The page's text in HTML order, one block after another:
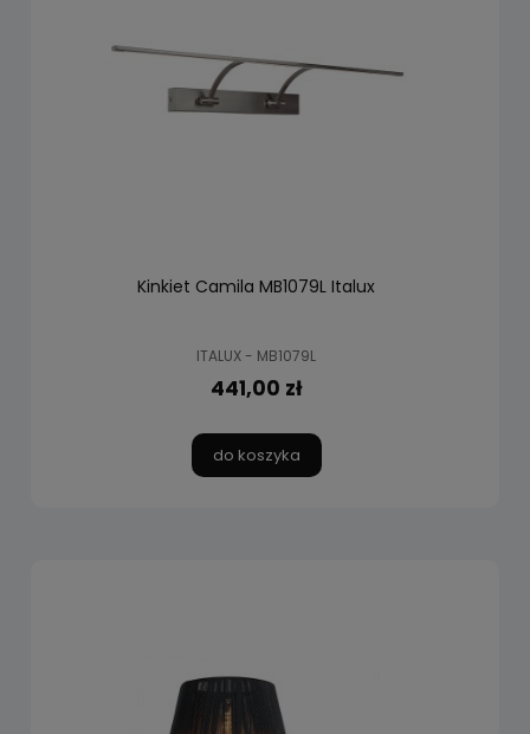
Kinkiet Camila MB1079L Italux
ITALUX - MB1079L
441,00 zł
do koszyka